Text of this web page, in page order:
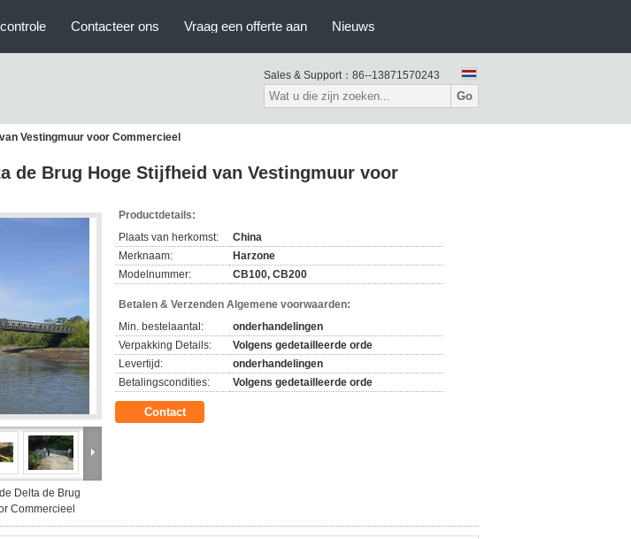
Contacteer ons Vraag een offerte aan Nieuws
Sales & Support： 86--13871570243
Go
Vestingmuur voor Commercieel
de Brug Hoge Stijfheid van Vestingmuur voor
Delta de Brug
Commercieel
Productdetails:
Plaats van herkomst:
China
Merknaam:
Harzone
Modelnummer:
CB100, CB200
Betalen & Verzenden Algemene voorwaarden:
Min. bestelaantal:
onderhandelingen
Verpakking Details:
Volgens gedetailleerde orde
Levertijd:
onderhandelingen
Betalingscondities:
Volgens gedetailleerde orde
Contact